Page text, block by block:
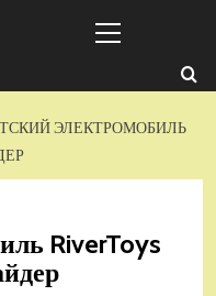
меню
ЭЛЕКТРОМОБИЛЬ
RiverToys